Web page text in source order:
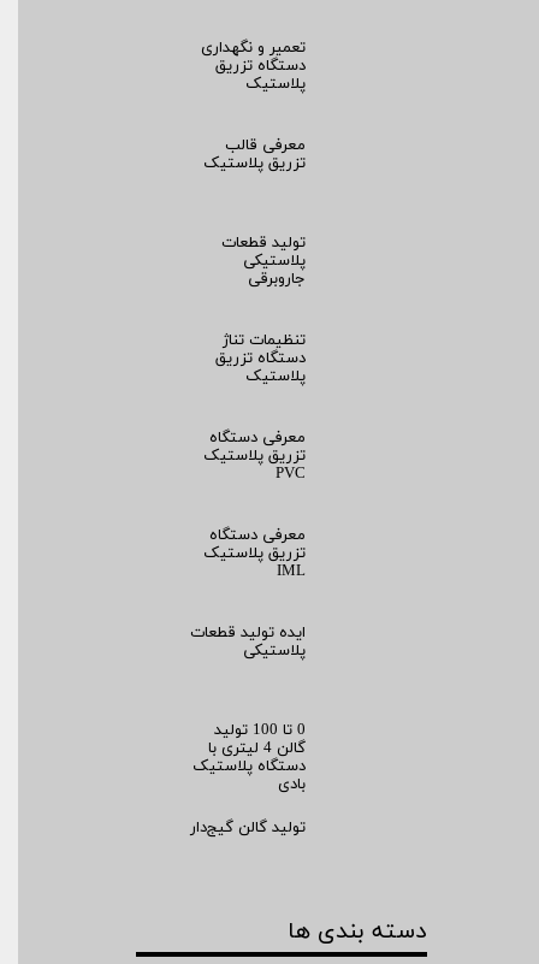
تعمیر و نگهداری
دستگاه تزریق
پلاستیک
معرفی قالب
تزریق پلاستیک
تولید قطعات
پلاستیکی
جاروبرقی
تنظیمات تناژ
دستگاه تزریق
پلاستیک
معرفی دستگاه
تزریق پلاستیک
PVC
معرفی دستگاه
تزریق پلاستیک
IML
ایده تولید قطعات
پلاستیکی
0 تا 100 تولید
گالن 4 لیتری با
دستگاه پلاستیک
بادی
تولید گالن گیج‌دار
دسته بندی ها